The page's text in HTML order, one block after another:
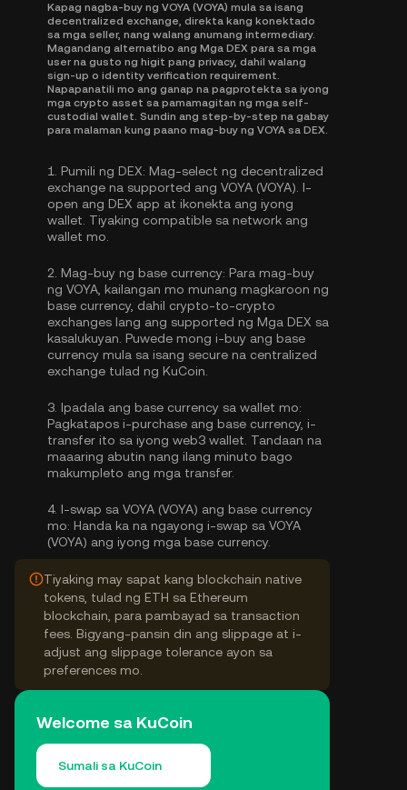
Kapag nagba-buy ng VOYA (VOYA) mula sa isang
decentralized exchange, direkta kang konektado
sa mga seller, nang walang anumang intermediary.
Magandang alternatibo ang Mga DEX para sa mga
user na gusto ng higit pang privacy, dahil walang
sign-up o identity verification requirement.
Napapanatili mo ang ganap na pagprotekta sa iyong
mga crypto asset sa pamamagitan ng mga self-
custodial wallet. Sundin ang step-by-step na gabay
para malaman kung paano mag-buy ng VOYA sa DEX.
1. Pumili ng DEX: Mag-select ng decentralized
exchange na supported ang VOYA (VOYA). I-
open ang DEX app at ikonekta ang iyong
wallet. Tiyaking compatible sa network ang
wallet mo.
2. Mag-buy ng base currency: Para mag-buy
ng VOYA, kailangan mo munang magkaroon ng
base currency, dahil crypto-to-crypto
exchanges lang ang supported ng Mga DEX sa
kasalukuyan. Puwede mong i-buy ang base
currency mula sa isang secure na centralized
exchange tulad ng KuCoin.
3. Ipadala ang base currency sa wallet mo:
Pagkatapos i-purchase ang base currency, i-
transfer ito sa iyong web3 wallet. Tandaan na
maaaring abutin nang ilang minuto bago
makumpleto ang mga transfer.
4. I-swap sa VOYA (VOYA) ang base currency
mo: Handa ka na ngayong i-swap sa VOYA
(VOYA) ang iyong mga base currency.
Tiyaking may sapat kang blockchain native
tokens, tulad ng ETH sa Ethereum
blockchain, para pambayad sa transaction
fees. Bigyang-pansin din ang slippage at i-
adjust ang slippage tolerance ayon sa
preferences mo.
Welcome sa KuCoin
Sumali sa KuCoin